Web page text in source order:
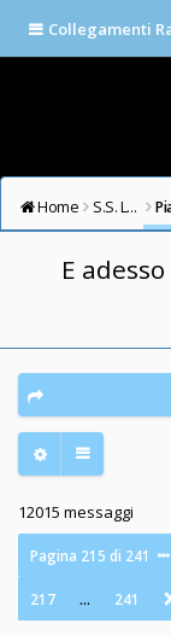
Collegamenti
Home S.S. LAZIO FORUM
E
12015 messaggi
Pagina 215 di 241
217 … 241